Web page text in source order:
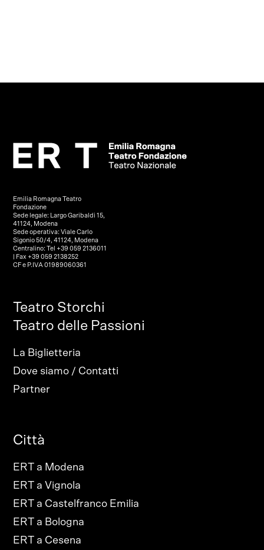
Emilia Romagna Teatro
Fondazione
Sede legale: Largo Garibaldi 15,
41124, Modena
Sede operativa: Viale Carlo
Sigonio 50/4, 41124, Modena
Centralino: Tel +39 059 2136011
| Fax +39 059 2138252
CF e P.IVA 01989060361
Teatro Storchi
Teatro delle Passioni
La Biglietteria
Dove siamo / Contatti
Partner
Città
ERT a Modena
ERT a Vignola
ERT a Castelfranco Emilia
ERT a Bologna
ERT a Cesena